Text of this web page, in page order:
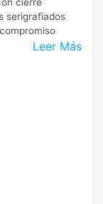
Leer Más
serigrafiados